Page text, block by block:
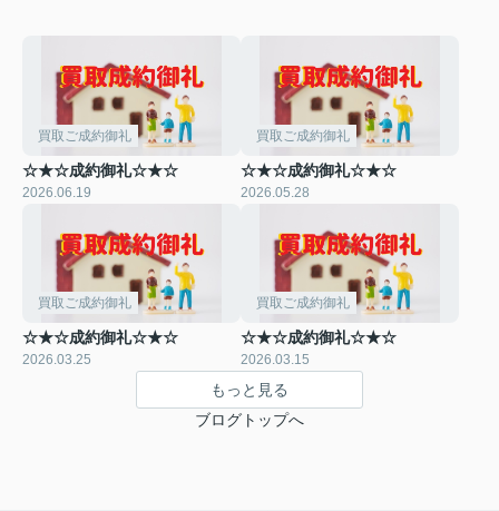
買取ご成約御礼
☆★☆成約御礼☆★☆
2026.06.19
買取ご成約御礼
☆★☆成約御礼☆★☆
2026.05.28
買取ご成約御礼
☆★☆成約御礼☆★☆
2026.03.25
買取ご成約御礼
☆★☆成約御礼☆★☆
2026.03.15
もっと見る
ブログトップへ